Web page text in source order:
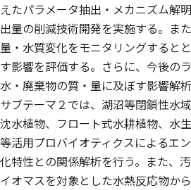
えたパラメータ抽出・メカニズム解
出量の削減技術開発を実施する。ま
量・水質変化をモニタリングすると
す影響を評価する。さらに、今後の
水・廃棄物の質・量に及ぼす影響解析
サブテーマ２では、湖沼等閉鎖性水
沈水植物、フロート式水耕植物、水
等活用プロバイオティクスによるエ
化特性との関係解析を行う。また、
イオマスを対象とした水熱反応物か